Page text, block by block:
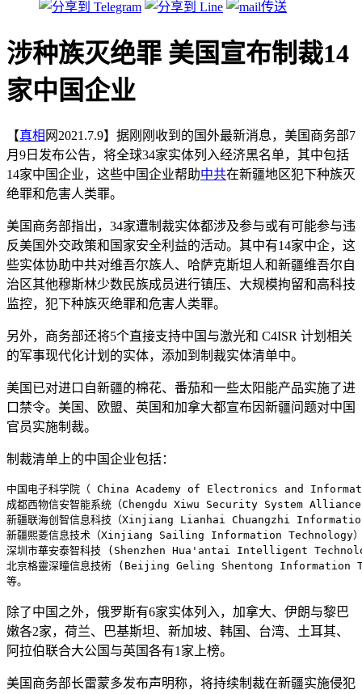
涉种族灭绝罪 美国宣布制裁14
家中国企业
【真相 网2021.7.9】据刚刚收到的国外最新消息，美国商务部7
月9日发布公告，将全球34家实体列入经济黑名单，其中包括
14家中国企业，这些中国企业帮助中共在新疆地区犯下种族灭
绝罪和危害人类罪。
美国商务部指出，34家遭制裁实体都涉及参与或有可能参与违
反美国外交政策和国家安全利益的活动。其中有14家中企，这
些实体协助中共对维吾尔族人、哈萨克斯坦人和新疆维吾尔自
治区其他穆斯林少数民族成员进行镇压、大规模拘留和高科技
监控，犯下种族灭绝罪和危害人类罪。
另外，商务部还将5个直接支持中国与激光和 C4ISR 计划相关
的军事现代化计划的实体，添加到制裁实体清单中。
美国已对进口自新疆的棉花、番茄和一些太阳能产品实施了进
口禁令。美国、欧盟、英国和加拿大都宣布因新疆问题对中国
官员实施制裁。
制裁清单上的中国企业包括：
中国电子科学院（ China Academy of Electronics and
成都西物信安智能系统（Chengdu Xiwu Security System
新疆联海创智信息科技（Xinjiang Lianhai Chuangzhi
新疆熙菱信息技术（Xinjiang Sailing Information Technology
深圳市華安泰智科技 (Shenzhen Hua'antai Intelligent
北京格靈深曈信息技術 (Beijing Geling Shentong Information
除了中国之外，俄罗斯有6家实体列入，加拿大、伊朗与黎巴
嫩各2家，荷兰、巴基斯坦、新加坡、韩国、台湾、土耳其、
阿拉伯联合大公国与英国各有1家上榜。
美国商务部长雷蒙多发布声明称，将持续制裁在新疆实施侵犯